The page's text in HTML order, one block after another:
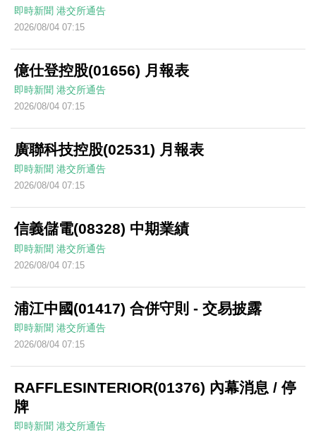
即時新聞 港交所通告
2026/08/04 07:15
億仕登控股(01656) 月報表
即時新聞 港交所通告
2026/08/04 07:15
廣聯科技控股(02531) 月報表
即時新聞 港交所通告
2026/08/04 07:15
信義儲電(08328) 中期業績
即時新聞 港交所通告
2026/08/04 07:15
浦江中國(01417) 合併守則 - 交易披露
即時新聞 港交所通告
2026/08/04 07:15
RAFFLESINTERIOR(01376) 內幕消息 / 停
牌
即時新聞 港交所通告